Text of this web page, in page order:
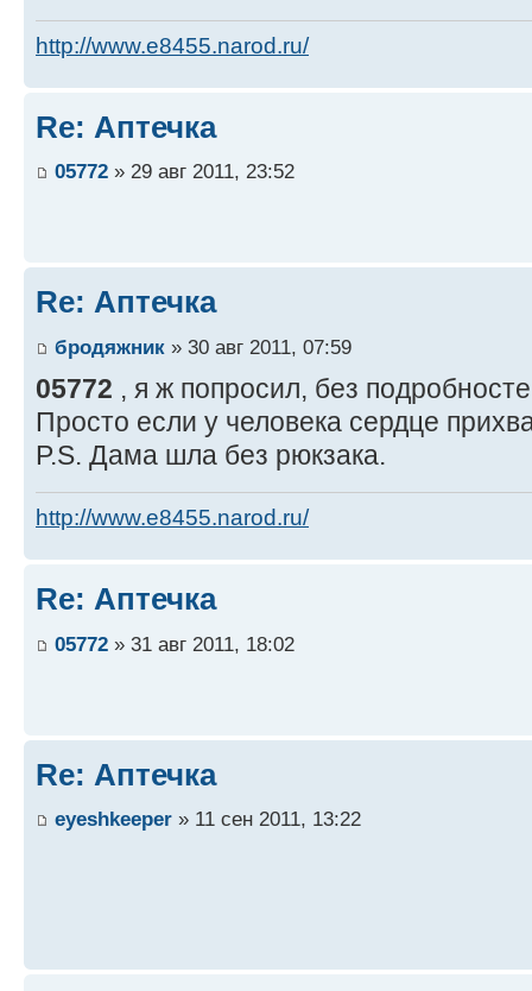
http://www.e8455.narod.ru/
Re: Аптечка
05772 » 29 авг 2011, 23:52
Re: Аптечка
бродяжник » 30 авг 2011, 07:59
05772 , я ж попросил, без
Просто если у человека сердце
P.S. Дама шла без рюкзака.
http://www.e8455.narod.ru/
Re: Аптечка
05772 » 31 авг 2011, 18:02
Re: Аптечка
eyeshkeeper » 11 сен 2011, 13:22